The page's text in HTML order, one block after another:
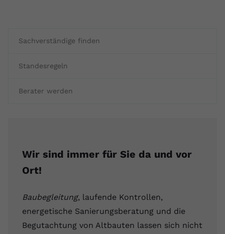
Sachverständige finden
Standesregeln
Berater werden
Wir sind immer für Sie da und vor
Ort!
Baubegleitung, laufende Kontrollen,
energetische Sanierungsberatung und die
Begutachtung von Altbauten lassen sich nicht